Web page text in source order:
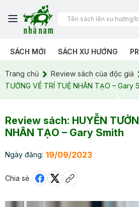
SÁCH MỚI SÁCH XU HƯỚNG
Trang chủ Review sách của độc giả
TƯỞNG VỀ TRÍ TUỆ NHÂN TẠO – Gary
Review sách: HUYỄN
NHÂN TẠO – Gary Smith
Ngày đăng: 19/09/2023
Chia sẻ